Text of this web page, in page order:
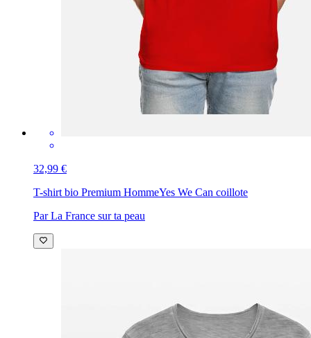
32,99 €
T-shirt bio Premium HommeYes We Can coillote
Par La France sur ta peau